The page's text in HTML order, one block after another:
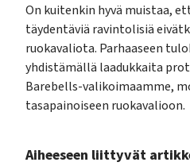
On kuitenkin hyvä muistaa,
täydentäviä ravintolisiä
ruokavaliota. Parhaaseen
yhdistämällä laadukkaita
Barebells-valikoimaamme,
tasapainoiseen ruokavalioon.
Aiheeseen liittyvät